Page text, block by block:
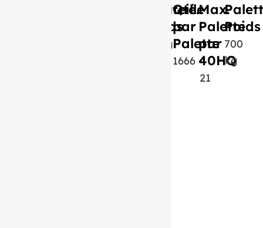
Bouteille
Poids
400g
Qté.
par
Palette
1666
Max.
Palette
par
40HQ
21
Poids
700
kg